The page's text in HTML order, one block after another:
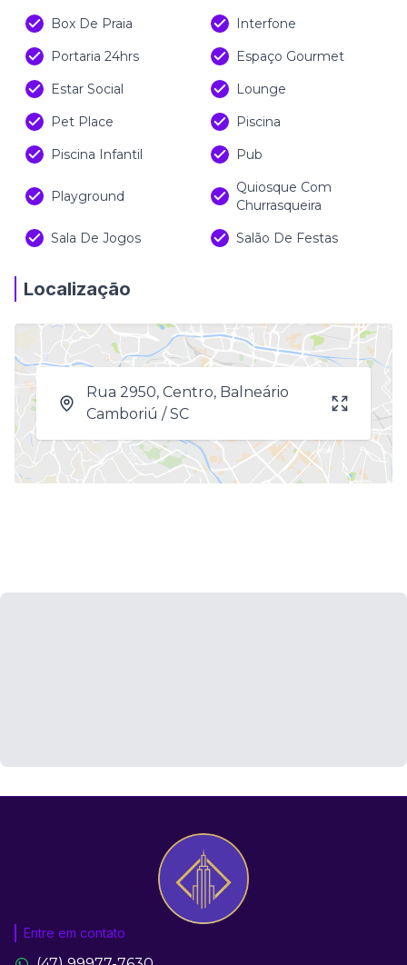
Box De Praia
Interfone
Portaria 24hrs
Espaço Gourmet
Estar Social
Lounge
Pet Place
Piscina
Piscina Infantil
Pub
Playground
Quiosque Com
Churrasqueira
Sala De Jogos
Salão De Festas
Localização
Rua 2950, Centro, Balneário
Camboriú / SC
Entre em contato